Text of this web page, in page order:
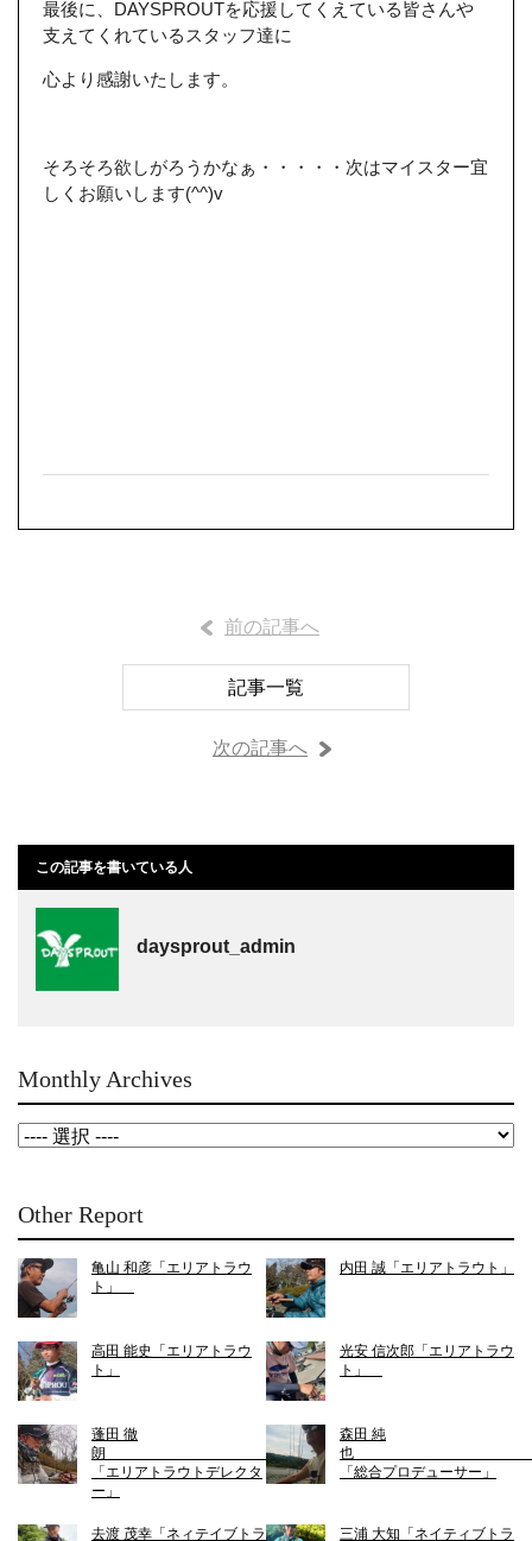
最後に、DAYSPROUTを応援してくえている皆さんや
支えてくれているスタッフ達に
心より感謝いたします。
そろそろ欲しがろうかなぁ・・・・・次はマイスター宜
しくお願いします(^^)v
前の記事へ
記事一覧
次の記事へ
この記事を書いている人
daysprout_admin
Monthly Archives
Other Report
亀山 和彦「エリアトラウ
ト」
内田 誠「エリアトラウト」
高田 能史「エリアトラウ
ト」
光安 信次郎「エリアトラウ
ト」
蓬田 徹
朗
「エリアトラウトデレクタ
ー」
森田 純
「総合プロデューサー」
去渡 茂幸「ネィテイブトラ
三浦 大知「ネイティブトラ